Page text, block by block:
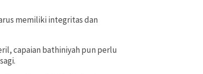
memiliki integritas dan
capaian bathiniyah pun perlu